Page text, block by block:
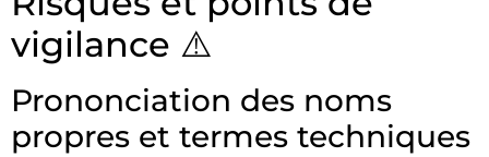
vigilance ⚠️
Prononciation des noms
propres et termes techniques